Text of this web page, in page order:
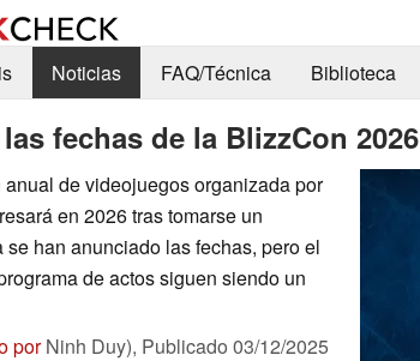
Noticias FAQ/Técnica Biblioteca
fechas de la BlizzCon 2026
de videojuegos organizada por
en 2026 tras tomarse un
han anunciado las fechas, pero el
de actos siguen siendo un
porNinh Duy), Publicado 03/12/2025